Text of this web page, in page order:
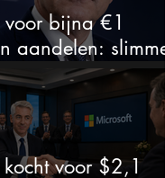
voor bijna €1
aandelen: slimme
voor $2,1